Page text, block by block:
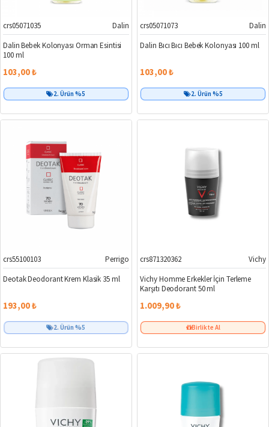
crs05071035
Dalin
Dalin Bebek Kolonyası Orman Esintisi
100 ml
103,00 ₺
2. Ürün %5
crs05071073
Dalin
Dalin Bıcı Bıcı Bebek Kolonyası 100 ml
103,00 ₺
2. Ürün %5
crs55100103
Perrigo
Deotak Deodorant Krem Klasik 35 ml
193,00 ₺
Birlikte Al
2. Ürün %5
crs871320362
Vichy
Vichy Homme Erkekler İçin Terleme
Karşıtı Deodorant 50 ml
1.009,90 ₺
Birlikte Al